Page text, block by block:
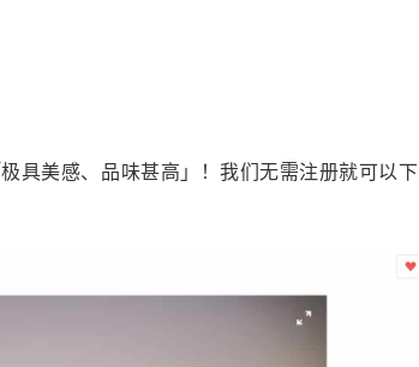
具美感、品味甚高」！我们无需注册就可以下